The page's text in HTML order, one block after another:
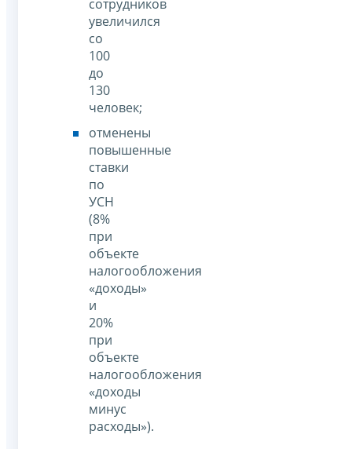
сотрудников
увеличился
со
100
до
130
человек;
отменены
повышенные
ставки
по
УСН
(8%
при
объекте
налогообложения
«доходы»
и
20%
при
объекте
налогообложения
«доходы
минус
расходы»).